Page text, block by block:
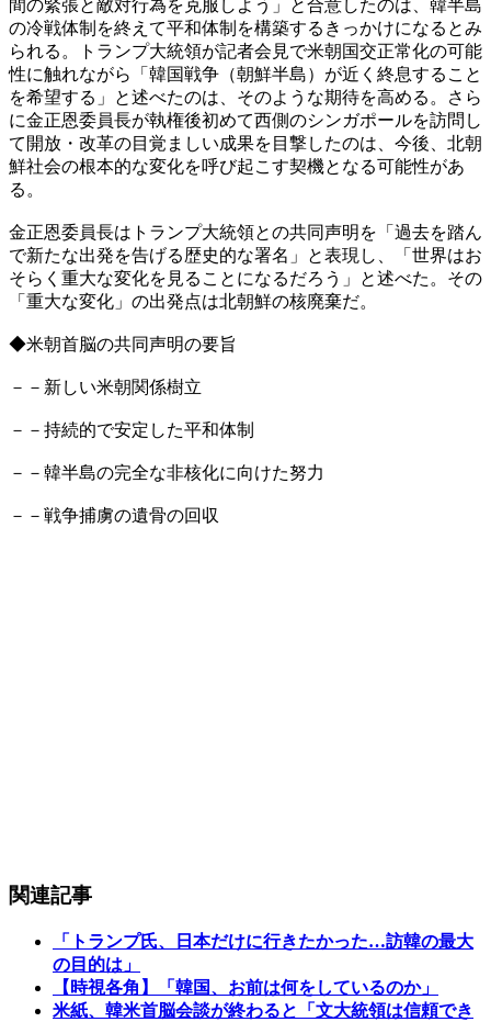
間の緊張と敵対行為を克服しよう」と合意したのは、韓半島
の冷戦体制を終えて平和体制を構築するきっかけになるとみ
られる。トランプ大統領が記者会見で米朝国交正常化の可能
性に触れながら「韓国戦争（朝鮮半島）が近く終息すること
を希望する」と述べたのは、そのような期待を高める。さら
に金正恩委員長が執権後初めて西側のシンガポールを訪問し
て開放・改革の目覚ましい成果を目撃したのは、今後、北朝
鮮社会の根本的な変化を呼び起こす契機となる可能性があ
る。
金正恩委員長はトランプ大統領との共同声明を「過去を踏ん
で新たな出発を告げる歴史的な署名」と表現し、「世界はお
そらく重大な変化を見ることになるだろう」と述べた。その
「重大な変化」の出発点は北朝鮮の核廃棄だ。
◆米朝首脳の共同声明の要旨
－－新しい米朝関係樹立
－－持続的で安定した平和体制
－－韓半島の完全な非核化に向けた努力
－－戦争捕虜の遺骨の回収
関連記事
「トランプ氏、日本だけに行きたかった…訪韓の最大
の目的は」
【時視各角】「韓国、お前は何をしているのか」
米紙、韓米首脳会談が終わると「文大統領は信頼でき